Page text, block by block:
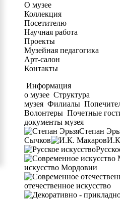
О музее
Коллекция
Посетителю
Научная работа
Проекты
Музейная педагогика
Арт-салон
Контакты
Информация
о музее Структура
музея Филиалы
Волонтеры Почетные
документы музея
Степан
Сычков
искусство Мордовии
отечественное искусство